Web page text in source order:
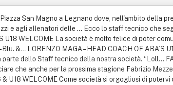
San Magno a Legnano dove, nell'ambito della
e agli allenatori delle ... Ecco lo staff tecnico che
U18 WELCOME La società è molto felice di poter
&... LORENZO MAGA – HEAD COACH OF ABA’S
dello Staff tecnico della nostra società. “Loll...
che anche per la prossima stagione Fabrizio
& U18 WELCOME Come società si orgogliosi di